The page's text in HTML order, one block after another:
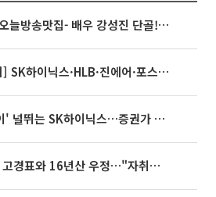
'2TV 생생정보' 오늘방송맛집- 배우 강성진 단골! 쌀국수ㆍ푸팟퐁 커리 맛집 '블○○○'
[오늘의 주요공시] SK하이닉스·HLB·진에어·포스코홀딩스·네이버·대우건설 등
'불안과 기대 사이' 널뛰는 SK하이닉스…증권가 "HBM4·LTA 기반 펀터멘털 견고"
'나혼산' 류혜영, 고경표와 16년산 우정…"자취방서 부모님과 마주쳐"